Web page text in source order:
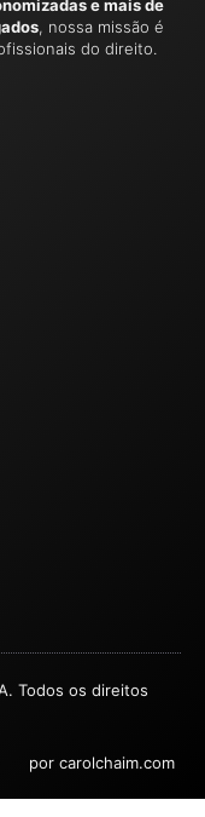
e mais de
, nossa missão é
do direito.
Todos os direitos
por carolchaim.com